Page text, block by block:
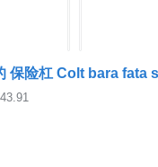
保险杠 Colt bara fata